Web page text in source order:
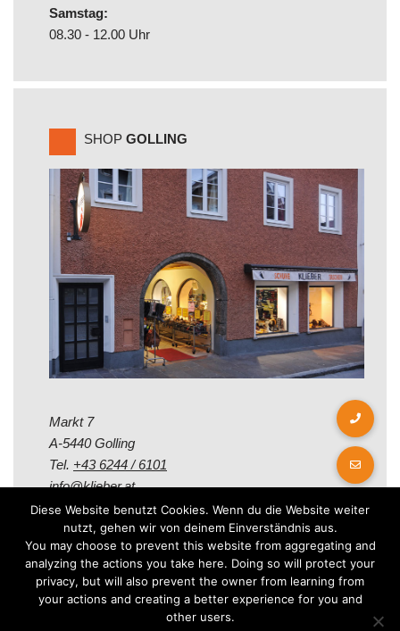
Samstag:
08.30 - 12.00 Uhr
SHOP GOLLING
Markt 7
A-5440 Golling
Tel. +43 6244 / 6101
info@klieber.at
Öffungszeiten
Montag - Freitag:
08.00 - 12.00 Uhr
Diese Website benutzt Cookies. Wenn du die Website weiter
nutzt, gehen wir von deinem Einverständnis aus.
You may choose to prevent this website from aggregating and
analyzing the actions you take here. Doing so will protect your
privacy, but will also prevent the owner from learning from
your actions and creating a better experience for you and
other users.